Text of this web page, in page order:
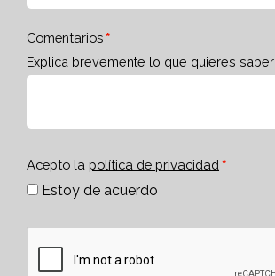
Comentarios
Explica brevemente lo que quieres saber
Acepto la política de privacidad
Estoy de acuerdo